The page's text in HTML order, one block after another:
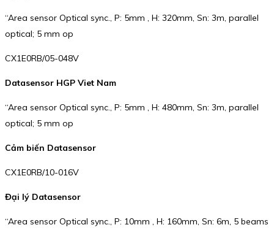
“Area sensor Optical sync., P: 5mm , H: 320mm, Sn: 3m, parallel
optical; 5 mm op
CX1E0RB/05-048V
Datasensor HGP Viet Nam
“Area sensor Optical sync., P: 5mm , H: 480mm, Sn: 3m, parallel
optical; 5 mm op
Cảm biến Datasensor
CX1E0RB/10-016V
Đại lý Datasensor
“Area sensor Optical sync., P: 10mm , H: 160mm, Sn: 6m, 5 beams